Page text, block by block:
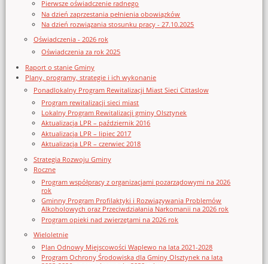
Pierwsze oświadczenie radnego
Na dzień zaprzestania pełnienia obowiązków
Na dzień rozwiązania stosunku pracy - 27.10.2025
Oświadczenia - 2026 rok
Oświadczenia za rok 2025
Raport o stanie Gminy
Plany, programy, strategie i ich wykonanie
Ponadlokalny Program Rewitalizacji Miast Sieci Cittaslow
Program rewitalizacji sieci miast
Lokalny Program Rewitalizacji gminy Olsztynek
Aktualizacja LPR – październik 2016
Aktualizacja LPR – lipiec 2017
Aktualizacja LPR – czerwiec 2018
Strategia Rozwoju Gminy
Roczne
Program współpracy z organizacjami pozarządowymi na 2026
rok
Gminny Program Profilaktyki i Rozwiązywania Problemów
Alkoholowych oraz Przeciwdziałania Narkomanii na 2026 rok
Program opieki nad zwierzętami na 2026 rok
Wieloletnie
Plan Odnowy Miejscowości Waplewo na lata 2021-2028
Program Ochrony Środowiska dla Gminy Olsztynek na lata